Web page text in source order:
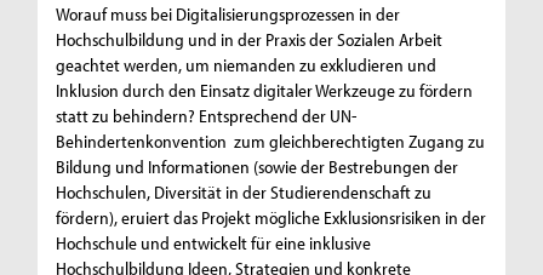
Worauf muss bei Digitalisierungsprozessen in der
Hochschulbildung und in der Praxis der Sozialen Arbeit
geachtet werden, um niemanden zu exkludieren und
Inklusion durch den Einsatz digitaler Werkzeuge zu fördern
statt zu behindern? Entsprechend der UN-
Behindertenkonvention zum gleichberechtigten Zugang zu
Bildung und Informationen (sowie der Bestrebungen der
Hochschulen, Diversität in der Studierendenschaft zu
fördern), eruiert das Projekt mögliche Exklusionsrisiken in der
Hochschule und entwickelt für eine inklusive
Hochschulbildung Ideen, Strategien und konkrete